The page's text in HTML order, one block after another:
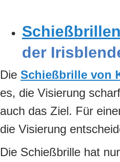
der
Die Schießbrille von
es, die Visierung
auch das Ziel. Für
die Visierung
Die Schießbrille hat